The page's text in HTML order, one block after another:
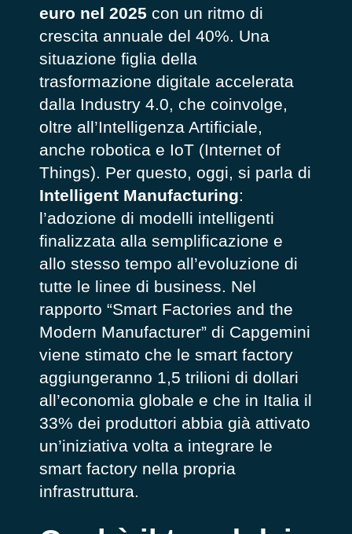
euro nel 2025 con un ritmo di
crescita annuale del 40%. Una
situazione figlia della
trasformazione digitale accelerata
dalla Industry 4.0, che coinvolge,
oltre all’Intelligenza Artificiale,
anche robotica e IoT (Internet of
Things). Per questo, oggi, si parla di
Intelligent Manufacturing:
l’adozione di modelli intelligenti
finalizzata alla semplificazione e
allo stesso tempo all’evoluzione di
tutte le linee di business. Nel
rapporto “Smart Factories and the
Modern Manufacturer” di Capgemini
viene stimato che le smart factory
aggiungeranno 1,5 trilioni di dollari
all’economia globale e che in Italia il
33% dei produttori abbia già attivato
un’iniziativa volta a integrare le
smart factory nella propria
infrastruttura.